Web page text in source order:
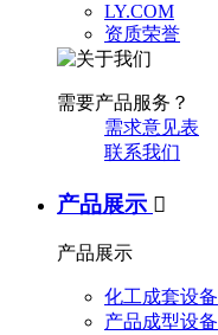
LY.COM
资质荣誉
需要产品服务？
需求意见表
联系我们
产品展示 
产品展示
化工成套设备
产品成型设备